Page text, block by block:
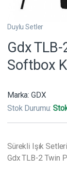
Duylu Setler
Gdx
Softbox
Marka: GDX
Stok Durumu:
Sürekli Işık Setleri
Gdx TLB-2 Twin